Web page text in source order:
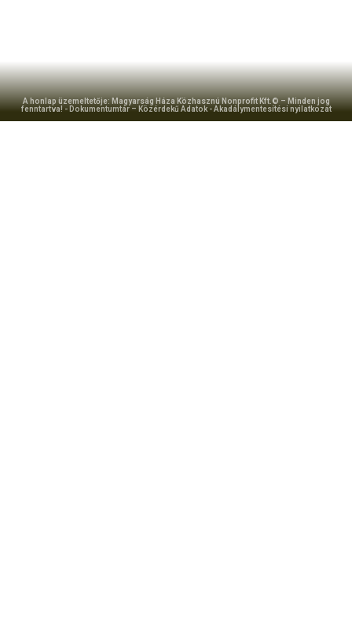
A honlap üzemeltetője: Magyarság Háza Közhasznú Nonprofit Kft.© – Minden jog
fenntartva! - Dokumentumtár – Közérdekű Adatok-Akadálymentesítési nyilatkozat